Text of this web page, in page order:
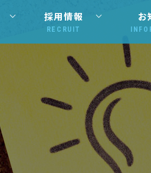
採用情報
RECRUIT
お